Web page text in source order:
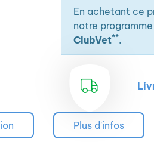
En achetant ce
notre
ClubVet**.
Plus d'infos